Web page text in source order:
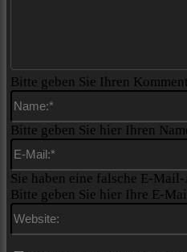
Bitte geben Sie Ihren
Bitte geben Sie hier Ihren
Sie haben eine falsche E-
Bitte geben Sie hier Ihre E-